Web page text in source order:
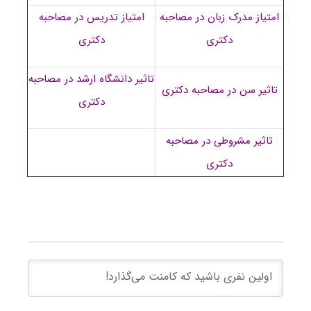
امتیاز مدرک زبان در مصاحبه
دکتری
امتیاز تدریس در مصاحبه
دکتری
تاثیر سن در مصاحبه دکتری
تاثیر دانشگاه ارشد در مصاحبه
دکتری
تاثیر مشروطی در مصاحبه
دکتری